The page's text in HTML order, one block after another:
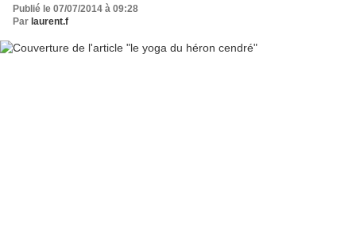
Publié le 07/07/2014 à 09:28
Par laurent.f